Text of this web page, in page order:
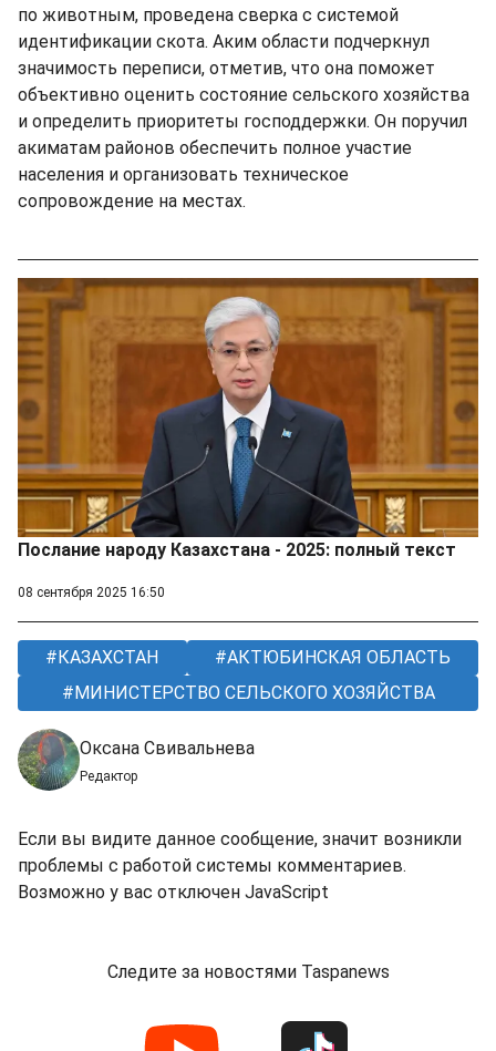
по животным, проведена сверка с системой
идентификации скота. Аким области подчеркнул
значимость переписи, отметив, что она поможет
объективно оценить состояние сельского хозяйства
и определить приоритеты господдержки. Он поручил
акиматам районов обеспечить полное участие
населения и организовать техническое
сопровождение на местах.
Послание народу Казахстана - 2025: полный текст
08 сентября 2025 16:50
КАЗАХСТАН
АКТЮБИНСКАЯ ОБЛАСТЬ
МИНИСТЕРСТВО СЕЛЬСКОГО ХОЗЯЙСТВА
Оксана Свивальнева
Редактор
Если вы видите данное сообщение, значит возникли
проблемы с работой системы комментариев.
Возможно у вас отключен JavaScript
Следите за новостями Taspanews